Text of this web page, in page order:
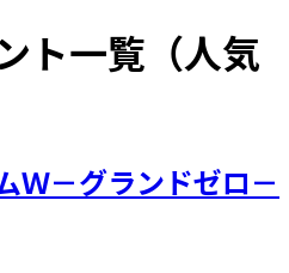
ト一覧（人気
Ｗ－グランドゼロ－